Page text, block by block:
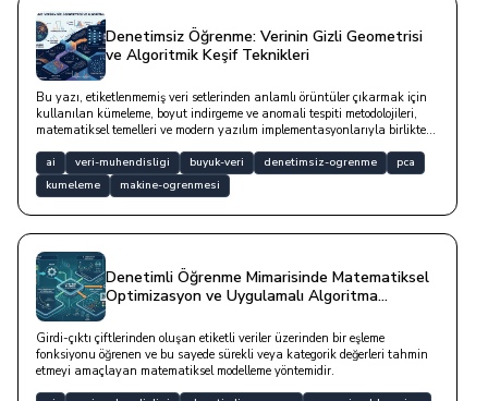
Denetimsiz Öğrenme: Verinin Gizli Geometrisi
ve Algoritmik Keşif Teknikleri
Bu yazı, etiketlenmemiş veri setlerinden anlamlı örüntüler çıkarmak için
kullanılan kümeleme, boyut indirgeme ve anomali tespiti metodolojileri,
matematiksel temelleri ve modern yazılım implementasyonlarıyla birlikte
ai veri-muhendisligi buyuk-veri denetimsiz-ogrenme
pca
kumeleme
makine-ogrenmesi
Denetimli Öğrenme Mimarisinde Matematiksel
Optimizasyon ve Uygulamalı Algoritma
Girdi-çıktı çiftlerinden oluşan etiketli veriler üzerinden bir eşleme
fonksiyonu öğrenen ve bu sayede sürekli veya kategorik değerleri tahmin
etmeyi amaçlayan matematiksel modelleme yöntemidir.